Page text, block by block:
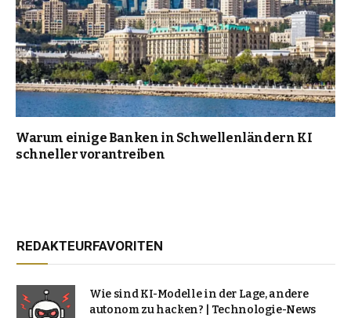
Warum einige Banken in Schwellenländern KI
schneller vorantreiben
REDAKTEURFAVORITEN
Wie sind KI-Modelle in der Lage, andere
autonom zu hacken? | Technologie-News